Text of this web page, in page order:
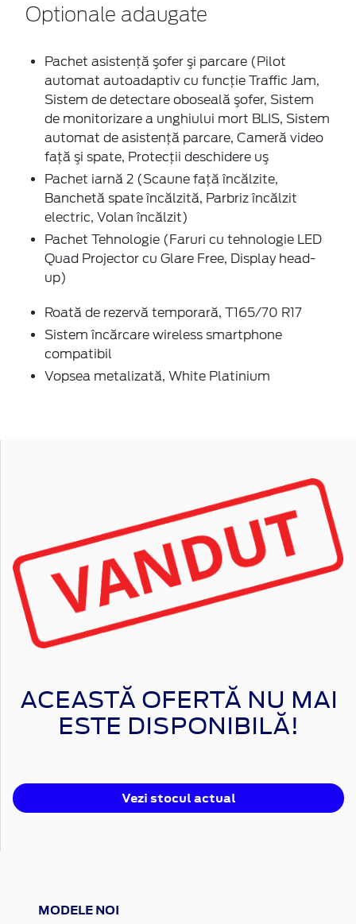
Optionale adaugate
Pachet asistenţă şofer şi parcare (Pilot
automat autoadaptiv cu funcție Traffic Jam,
Sistem de detectare oboseală şofer, Sistem
de monitorizare a unghiului mort BLIS, Sistem
automat de asistenţă parcare, Cameră video
faţă şi spate, Protecţii deschidere uş
Pachet iarnă 2 (Scaune faţă încălzite,
Banchetă spate încălzită, Parbriz încălzit
electric, Volan încălzit)
Pachet Tehnologie (Faruri cu tehnologie LED
Quad Projector cu Glare Free, Display head-
up)
Roată de rezervă temporară, T165/70 R17
Sistem încărcare wireless smartphone
compatibil
Vopsea metalizată, White Platinium
ACEASTĂ OFERTĂ NU MAI
ESTE DISPONIBILĂ!
Vezi stocul actual
MODELE NOI